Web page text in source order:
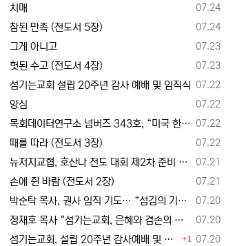
등록일
07.24
치매
등록일
07.24
참된 만족 (전도서 5장)
등록일
07.23
그게 아니고
등록일
07.23
헛된 수고 (전도서 4장)
등록일
07.22
섬기는교회 설립 20주년 감사 예배 및 임직식
등록일
07.22
양심
등록일
07.22
목회데이터연구소 넘버즈 343호, “미국 한인교회 목회자 41%, 영적 번아웃 상태”
등록일
07.22
때를 따라 (전도서 3장)
등록일
07.21
뉴저지교협, 호산나 전도 대회 제2차 준비 기도회 --- "사람이 아니라 하나님께서 일하신다"
등록일
07.21
손에 쥔 바람 (전도서 2장)
등록일
07.20
박순탁 목사, 권사 임직 기도… “섬김의 기쁨을 알고 교회를 붙드는 믿음의 동역자 되게 하소서”
등록일
07.20
정재호 목사 “섬기는교회, 은혜와 겸손의 두 날개로 비상하라”
등록일
07.20
섬기는교회, 설립 20주년 감사예배 및 임직식 드려… “은혜와 겸손의 두 날개로 비상하라”
댓글
1